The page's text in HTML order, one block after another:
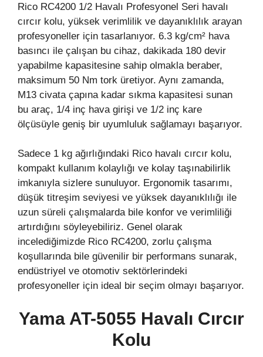
Rico RC4200 1/2 Havalı Profesyonel Seri havalı
cırcır kolu, yüksek verimlilik ve dayanıklılık arayan
profesyoneller için tasarlanıyor. 6.3 kg/cm² hava
basıncı ile çalışan bu cihaz, dakikada 180 devir
yapabilme kapasitesine sahip olmakla beraber,
maksimum 50 Nm tork üretiyor. Aynı zamanda,
M13 civata çapına kadar sıkma kapasitesi sunan
bu araç, 1/4 inç hava girişi ve 1/2 inç kare
ölçüsüyle geniş bir uyumluluk sağlamayı başarıyor.
Sadece 1 kg ağırlığındaki Rico havalı cırcır kolu,
kompakt kullanım kolaylığı ve kolay taşınabilirlik
imkanıyla sizlere sunuluyor. Ergonomik tasarımı,
düşük titreşim seviyesi ve yüksek dayanıklılığı ile
uzun süreli çalışmalarda bile konfor ve verimliliği
artırdığını söyleyebiliriz. Genel olarak
incelediğimizde Rico RC4200, zorlu çalışma
koşullarında bile güvenilir bir performans sunarak,
endüstriyel ve otomotiv sektörlerindeki
profesyoneller için ideal bir seçim olmayı başarıyor.
Yama AT-5055 Havalı Cırcır
Kolu